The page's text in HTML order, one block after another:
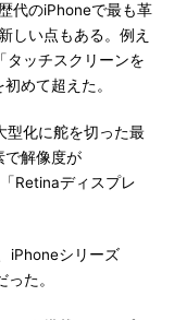
代のiPhoneで最も革
しい点もある。例え
タッチスクリーンを
めて超えた。
化に舵を切った最
で解像度が
Retinaディスプレ
iPhoneシリーズ
た。